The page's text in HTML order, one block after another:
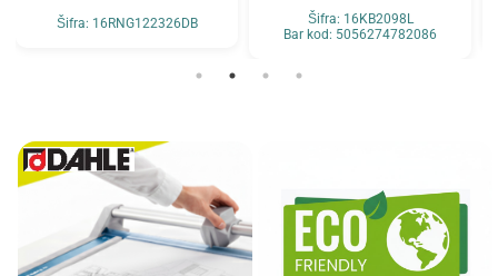
Šifra: 16RNG122326DB
Šifra: 16KB2098L
Bar kod: 5056274782086